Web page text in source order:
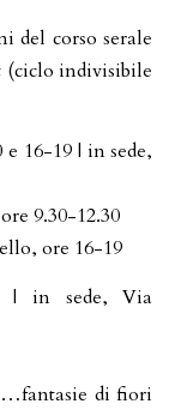
del corso serale
(ciclo indivisibile
16-19 | in sede,
9.30-12.30
ore 16-19
| in sede, Via
di fiori